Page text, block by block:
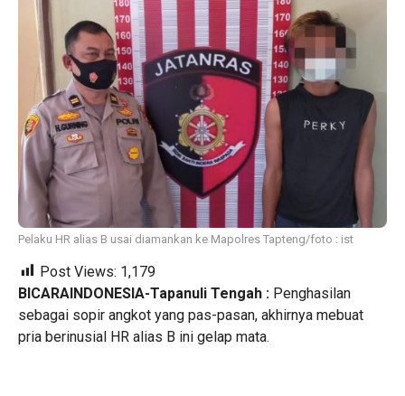
Pelaku HR alias B usai diamankan ke Mapolres Tapteng/foto : ist
Post Views: 1,179
BICARAINDONESIA-Tapanuli Tengah : Penghasilan
sebagai sopir angkot yang pas-pasan, akhirnya mebuat
pria berinusial HR alias B ini gelap mata.